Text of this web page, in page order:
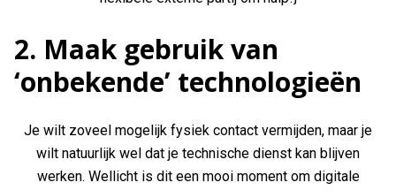
2. Maak gebruik van
‘onbekende’ technologieën
Je wilt zoveel mogelijk fysiek contact vermijden, maar je
wilt natuurlijk wel dat je technische dienst kan blijven
werken. Wellicht is dit een mooi moment om digitale